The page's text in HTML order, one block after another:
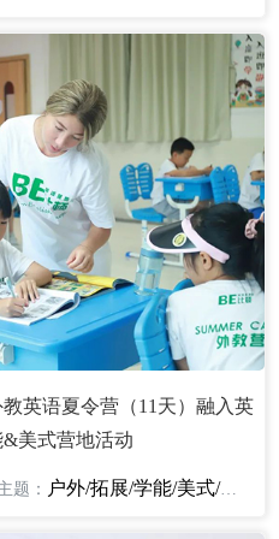
教英语夏令营（11天）融入英
美式营地活动
题： 户外/拓展/学能/美式/英语